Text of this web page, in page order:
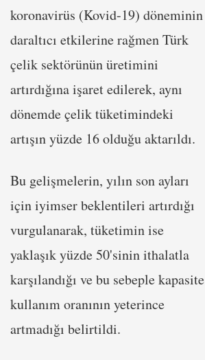
koronavirüs (Kovid-19) döneminin
daraltıcı etkilerine rağmen Türk
çelik sektörünün üretimini
artırdığına işaret edilerek, aynı
dönemde çelik tüketimindeki
artışın yüzde 16 olduğu aktarıldı.
Bu gelişmelerin, yılın son ayları
için iyimser beklentileri artırdığı
vurgulanarak, tüketimin ise
yaklaşık yüzde 50'sinin ithalatla
karşılandığı ve bu sebeple kapasite
kullanım oranının yeterince
artmadığı belirtildi.